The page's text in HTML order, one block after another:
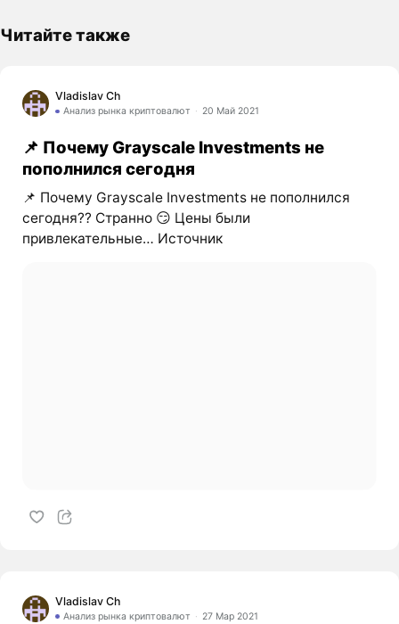
Читайте также
Vladislav Ch
Анализ рынка криптовалют 20 Май 2021
📌 Почему Grayscale Investments не
пополнился сегодня
📌 Почему Grayscale Investments не пополнился
сегодня?? Странно 😏 Цены были
привлекательные… Источник
Vladislav Ch
Анализ рынка криптовалют 27 Мар 2021